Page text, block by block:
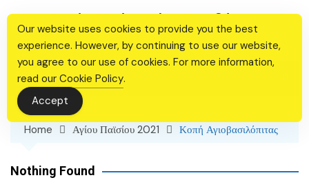
content
Ιερός Ναός Αγίας Βαρβάρας
Θεσσαλονίκης
Home Αγίου Παϊσίου 2021 Κοπή Αγιοβασιλόπιτας
Nothing Found
Our website uses cookies to provide you the best
experience. However, by continuing to use our website,
you agree to our use of cookies. For more information,
read our Cookie Policy.
Accept